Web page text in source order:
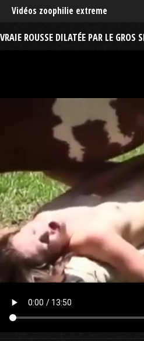
Vidéos zoophilie extreme
VRAIE ROUSSE DILATÉE PAR LE GROS